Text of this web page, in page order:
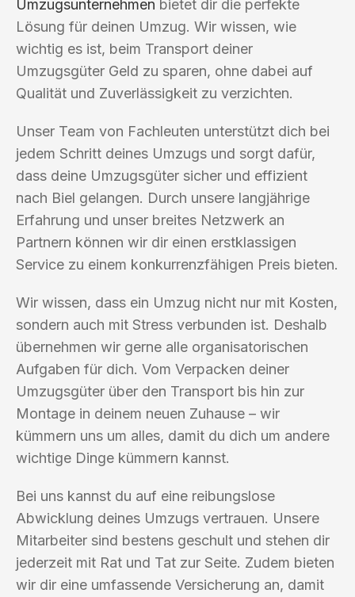
Umzugsunternehmen bietet dir die perfekte
Lösung für deinen Umzug. Wir wissen, wie
wichtig es ist, beim Transport deiner
Umzugsgüter Geld zu sparen, ohne dabei auf
Qualität und Zuverlässigkeit zu verzichten.
Unser Team von Fachleuten unterstützt dich bei
jedem Schritt deines Umzugs und sorgt dafür,
dass deine Umzugsgüter sicher und effizient
nach Biel gelangen. Durch unsere langjährige
Erfahrung und unser breites Netzwerk an
Partnern können wir dir einen erstklassigen
Service zu einem konkurrenzfähigen Preis bieten.
Wir wissen, dass ein Umzug nicht nur mit Kosten,
sondern auch mit Stress verbunden ist. Deshalb
übernehmen wir gerne alle organisatorischen
Aufgaben für dich. Vom Verpacken deiner
Umzugsgüter über den Transport bis hin zur
Montage in deinem neuen Zuhause – wir
kümmern uns um alles, damit du dich um andere
wichtige Dinge kümmern kannst.
Bei uns kannst du auf eine reibungslose
Abwicklung deines Umzugs vertrauen. Unsere
Mitarbeiter sind bestens geschult und stehen dir
jederzeit mit Rat und Tat zur Seite. Zudem bieten
wir dir eine umfassende Versicherung an, damit